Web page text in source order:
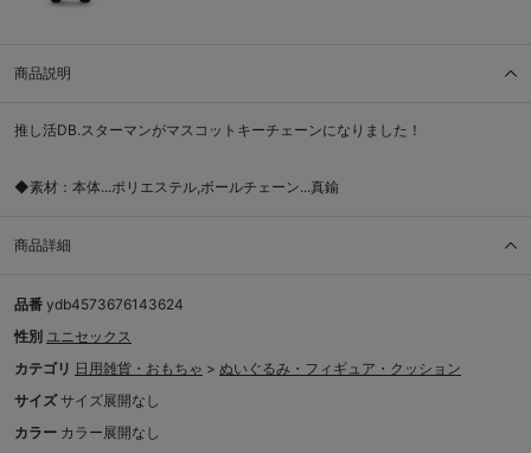
商品説明
推し活DB.スターマンがマスコットキーチェーンになりました！
◆素材：本体...ポリエステル,ボールチェーン...真鍮
商品詳細
品番 ydb4573676143624
性別 ユニセックス
カテゴリ 日用雑貨・おもちゃ > ぬいぐるみ・フィギュア・クッション
サイズ サイズ展開なし
カラー カラー展開なし